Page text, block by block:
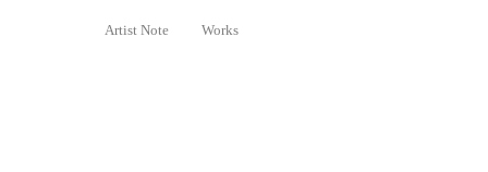
Artist Note Works